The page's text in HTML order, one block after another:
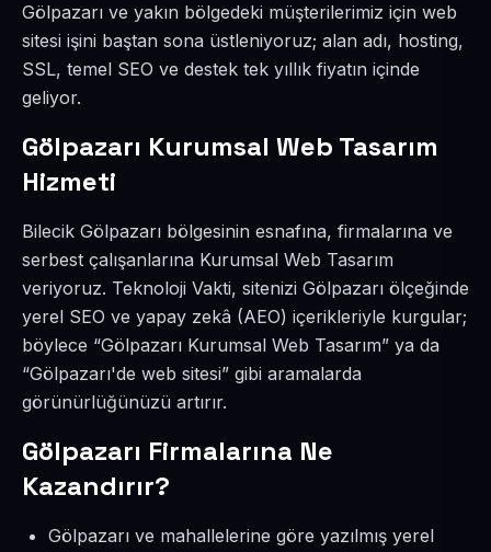
Gölpazarı ve yakın bölgedeki müşterilerimiz için web
sitesi işini baştan sona üstleniyoruz; alan adı, hosting,
SSL, temel SEO ve destek tek yıllık fiyatın içinde
geliyor.
Gölpazarı Kurumsal Web Tasarım
Hizmeti
Bilecik Gölpazarı bölgesinin esnafına, firmalarına ve
serbest çalışanlarına Kurumsal Web Tasarım
veriyoruz. Teknoloji Vakti, sitenizi Gölpazarı ölçeğinde
yerel SEO ve yapay zekâ (AEO) içerikleriyle kurgular;
böylece “Gölpazarı Kurumsal Web Tasarım” ya da
“Gölpazarı'de web sitesi” gibi aramalarda
görünürlüğünüzü artırır.
Gölpazarı Firmalarına Ne
Kazandırır?
Gölpazarı ve mahallelerine göre yazılmış yerel